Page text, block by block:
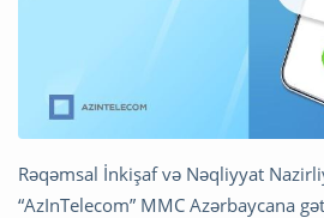
Rəqəmsal İnkişaf və Nəqliyyat
“AzInTelecom” MMC Azərbaycana